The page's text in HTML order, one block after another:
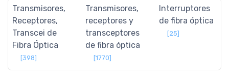
Transmisores,
Receptores,
Transcei de
Fibra Óptica
[398]
Transmisores,
receptores y
transceptores
de fibra óptica
[1770]
Interruptores
de fibra óptica
[25]